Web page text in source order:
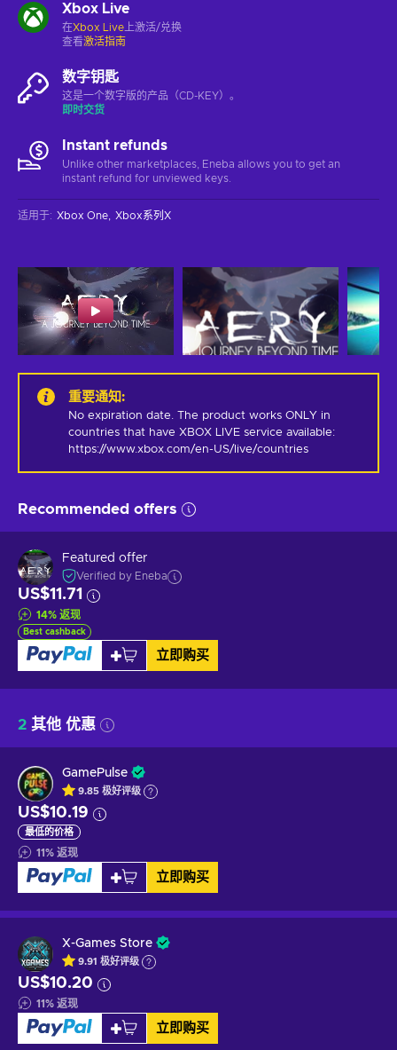
Xbox Live
在Xbox Live 上激活/兑换
查看激活指南
数字钥匙
这是一个数字版的产品（CD-KEY）。
即时交货
Instant refunds
Unlike other marketplaces, Eneba allows you to get an
instant refund for unviewed keys.
适用于: Xbox One Xbox系列X
重要通知:
No expiration date. The product works ONLY in
countries that have XBOX LIVE service available:
https://www.xbox.com/en-US/live/countries
Recommended offers
Featured offer
Verified by Eneba
US$11.71
14% 返现
Best cashback
立即购买
2 其他 优惠
GamePulse
9.85 极好评级
US$10.19
最低的价格
11% 返现
立即购买
X-Games Store
9.91 极好评级
US$10.20
11% 返现
立即购买